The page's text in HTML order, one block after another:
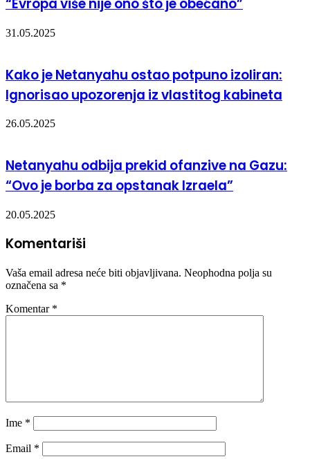
“Evropa više nije ono što je obećano”
31.05.2025
Kako je Netanyahu ostao potpuno izoliran:
Ignorisao upozorenja iz vlastitog kabineta
26.05.2025
Netanyahu odbija prekid ofanzive na Gazu:
“Ovo je borba za opstanak Izraela”
20.05.2025
Komentariši
Vaša email adresa neće biti objavljivana. Neophodna polja su
označena sa *
Komentar *
Ime *
Email *